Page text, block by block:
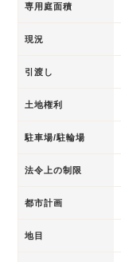
専用庭面積
現況
引渡し
土地権利
駐車場/駐輪場
法令上の制限
都市計画
地目